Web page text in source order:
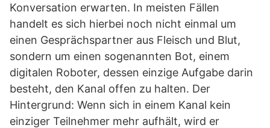
Konversation erwarten. In meisten Fällen
handelt es sich hierbei noch nicht einmal um
einen Gesprächspartner aus Fleisch und Blut,
sondern um einen sogenannten Bot, einem
digitalen Roboter, dessen einzige Aufgabe darin
besteht, den Kanal offen zu halten. Der
Hintergrund: Wenn sich in einem Kanal kein
einziger Teilnehmer mehr aufhält, wird er